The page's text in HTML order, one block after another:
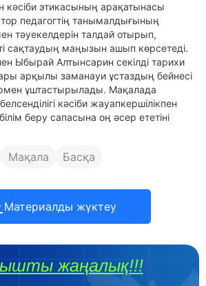
кәсіби этикасының арақатынасы
педагогтің танымалдығының
тәуекелдерін талдай отырып,
сақтаудың маңызын ашып көрсетеді.
Ыбырай Алтынсарин секілді тарихи
арқылы заманауи ұстаздың бейнесі
ұштастырылады. Мақалада
кәсіби жауапкершілікпен
беру сапасына оң әсер ететіні
Мақала Басқа
Материалды жүктеу
жаңалық!!!